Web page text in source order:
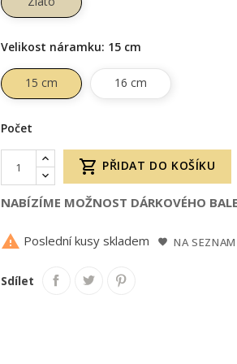
Velikost náramku: 15 cm
15 cm 16 cm
Počet
 PŘIDAT DO KOŠÍKU
NABÍZÍME MOŽNOST DÁRKOVÉHO
 Poslední kusy skladem NA
Sdílet